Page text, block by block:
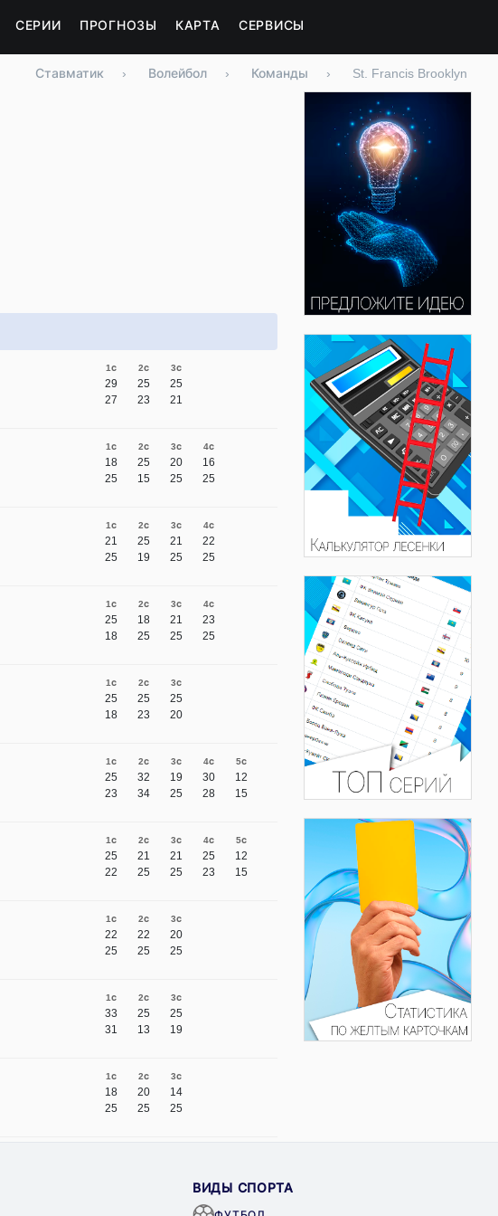
СЕРИИ ПРОГНОЗЫ КАРТА СЕРВИСЫ
Ставматик › Волейбол › Команды › St. Francis Brooklyn
1с
29
27
2с
25
23
3с
25
21
1с
18
25
2с
25
15
3с
20
25
4с
16
25
1с
21
25
2с
25
19
3с
21
25
4с
22
25
1с
25
18
2с
18
25
3с
21
25
4с
23
25
1с
25
18
2с
25
23
3с
25
20
1с
25
23
2с
32
34
3с
19
25
4с
30
28
5с
12
15
1с
25
22
2с
21
25
3с
21
25
4с
25
23
5с
12
15
1с
22
25
2с
22
25
3с
20
25
1с
33
31
2с
25
13
3с
25
19
1с
18
25
2с
20
25
3с
14
25
ВИДЫ СПОРТА